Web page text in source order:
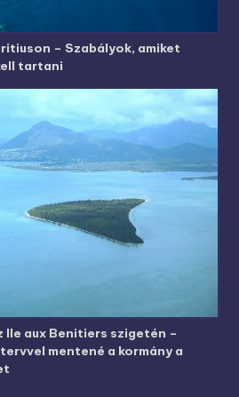
– Szabályok, amiket
tartani
Ile aux Benitiers szigetén –
mentené a kormány a